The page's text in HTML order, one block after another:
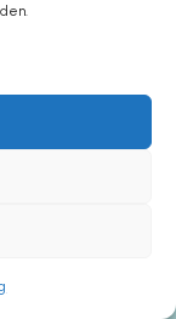
Reserved.